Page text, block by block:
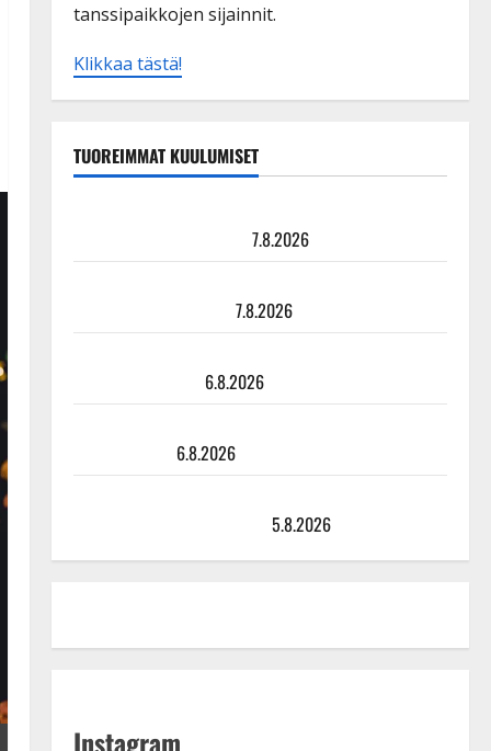
tanssipaikkojen sijainnit.
Klikkaa tästä!
TUOREIMMAT KUULUMISET
7.8.2026
7.8.2026
6.8.2026
6.8.2026
5.8.2026
Instagram